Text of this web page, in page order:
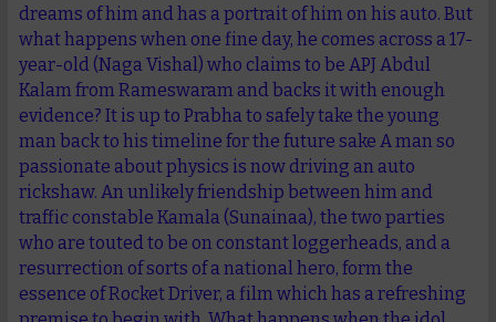
dreams of him and has a portrait of him on his auto. But
what happens when one fine day, he comes across a 17-
year-old (Naga Vishal) who claims to be APJ Abdul
Kalam from Rameswaram and backs it with enough
evidence? It is up to Prabha to safely take the young
man back to his timeline for the future sake A man so
passionate about physics is now driving an auto
rickshaw. An unlikely friendship between him and
traffic constable Kamala (Sunainaa), the two parties
who are touted to be on constant loggerheads, and a
resurrection of sorts of a national hero, form the
essence of Rocket Driver, a film which has a refreshing